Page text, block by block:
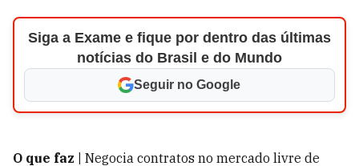
Siga a Exame e fique por dentro das últimas
notícias do Brasil e do Mundo
Seguir no Google
O que faz | Negocia contratos no mercado livre de